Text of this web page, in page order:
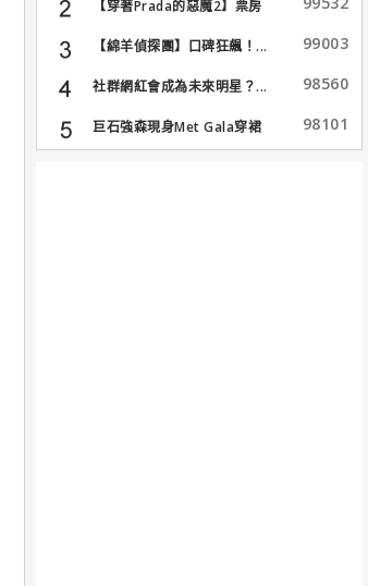
【穿著Prada的惡魔2】票房
【綿羊偵探團】口碑狂飆！... 99003
社群網紅會成為未來明星？... 98560
巨石強森現身Met Gala穿裙
子...
98101